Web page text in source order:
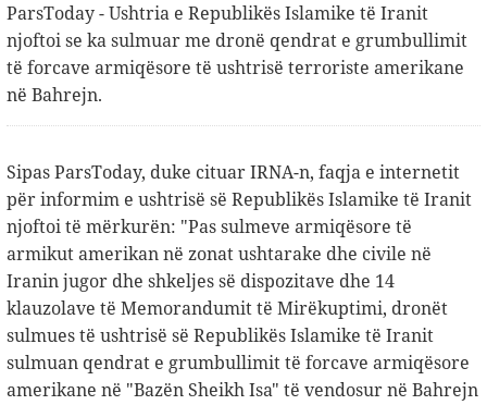
ParsToday - Ushtria e Republikës Islamike të Iranit
njoftoi se ka sulmuar me dronë qendrat e grumbullimit
të forcave armiqësore të ushtrisë terroriste amerikane
në Bahrejn.
Sipas ParsToday, duke cituar IRNA-n, faqja e internetit
për informim e ushtrisë së Republikës Islamike të Iranit
njoftoi të mërkurën: "Pas sulmeve armiqësore të
armikut amerikan në zonat ushtarake dhe civile në
Iranin jugor dhe shkeljes së dispozitave dhe 14
klauzolave të Memorandumit të Mirëkuptimi, dronët
sulmues të ushtrisë së Republikës Islamike të Iranit
sulmuan qendrat e grumbullimit të forcave armiqësore
amerikane në "Bazën Sheikh Isa" të vendosur në Bahrejn